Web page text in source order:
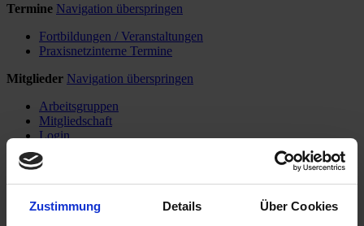
Zustimmung Details Über Cookies
Termine Navigation überspringen
Fortbildungen / Veranstaltungen
Praxisnetzinterne Termine
Mitglieder Navigation überspringen
Arbeitsgruppen
Mitgliedschaft
Login
Navigation überspringen
Das Praxisnetz